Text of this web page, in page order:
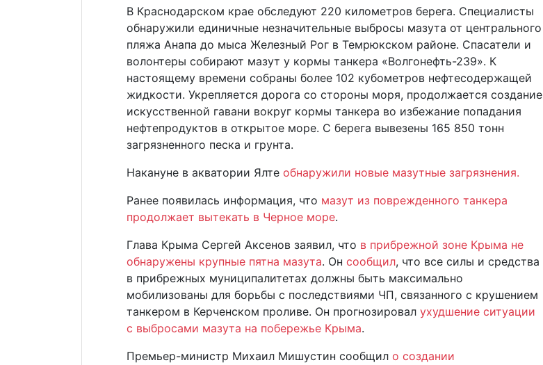
В Краснодарском крае обследуют 220 километров берега. Специалисты
обнаружили единичные незначительные выбросы мазута от центрального
пляжа Анапа до мыса Железный Рог в Темрюкском районе. Спасатели и
волонтеры собирают мазут у кормы танкера «Волгонефть-239». К
настоящему времени собраны более 102 кубометров нефтесодержащей
жидкости. Укрепляется дорога со стороны моря, продолжается создание
искусственной гавани вокруг кормы танкера во избежание попадания
нефтепродуктов в открытое море. С берега вывезены 165 850 тонн
загрязненного песка и грунта.
Накануне в акватории Ялте обнаружили новые мазутные загрязнения.
Ранее появилась информация, что мазут из поврежденного танкера
продолжает вытекать в Черное море.
Глава Крыма Сергей Аксенов заявил, что в прибрежной зоне Крыма не
обнаружены крупные пятна мазута. Он сообщил, что все силы и средства
в прибрежных муниципалитетах должны быть максимально
мобилизованы для борьбы с последствиями ЧП, связанного с крушением
танкером в Керченском проливе. Он прогнозировал ухудшение ситуации
с выбросами мазута на побережье Крыма.
Премьер-министр Михаил Мишустин сообщил о создании